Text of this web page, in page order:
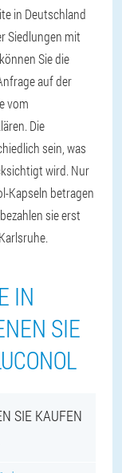
in Deutschland
Siedlungen mit
Sie die
auf der
vom
Die
sein, was
wird. Nur
Kapseln betragen
sie erst
IN
SIE
SIE KAUFEN